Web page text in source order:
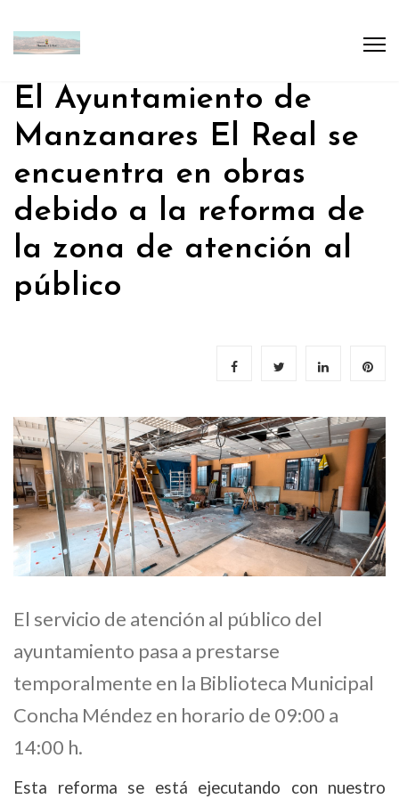
El Ayuntamiento de
Manzanares El Real se
encuentra en obras
debido a la reforma de
la zona de atención al
público
El servicio de atención al público del
ayuntamiento pasa a prestarse
temporalmente en la Biblioteca Municipal
Concha Méndez en horario de 09:00 a
14:00 h.
Esta reforma se está ejecutando con nuestro